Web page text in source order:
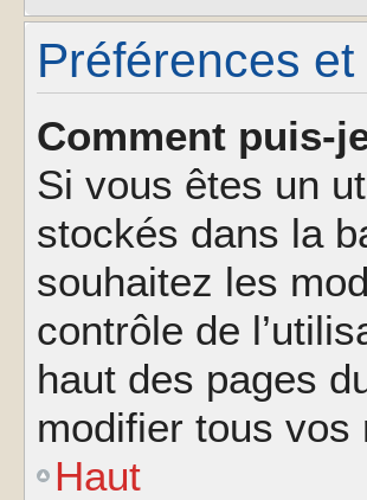
Préférences
Comment puis-
Si vous êtes un
stockés dans la
souhaitez les
contrôle de
haut des pages
modifier tous
Haut